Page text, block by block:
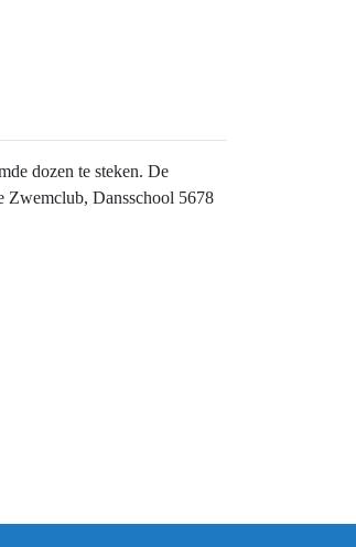
dozen te steken. De
Zwemclub, Dansschool 5678